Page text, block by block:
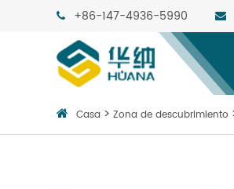
+86-147-4936-5990
Casa Zona de descubrimiento